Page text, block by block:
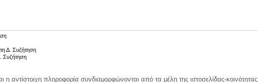
τη Δ. Συζήτηση
Συζήτηση
η αντίστοιχη πληροφορία συνδιαμορφώνονται από τα μέλη της ιστοσελίδας-κοινότητας.